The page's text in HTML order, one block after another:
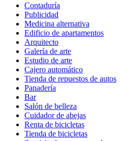
Contaduría
Publicidad
Medicina alternativa
Edificio de apartamentos
Arquitecto
Galería de arte
Estudio de arte
Cajero automático
Tienda de repuestos de autos
Panadería
Bar
Salón de belleza
Cuidador de abejas
Renta de bicicletas
Tienda de bicicletas